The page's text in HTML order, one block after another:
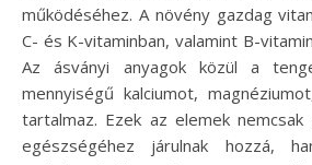
működéséhez. A növény gazdag
C- és K-vitaminban, valamint B-
Az ásványi anyagok közül a
mennyiségű kalciumot,
tartalmaz. Ezek az elemek
egészségéhez járulnak hozzá,